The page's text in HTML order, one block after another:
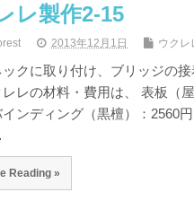
レ製作2-15
2013年12月1日 ウクレ
クに取り付け、ブリッジの
レレの材料・費用は、 表板（
ンディング（黒檀）：2560
Reading »